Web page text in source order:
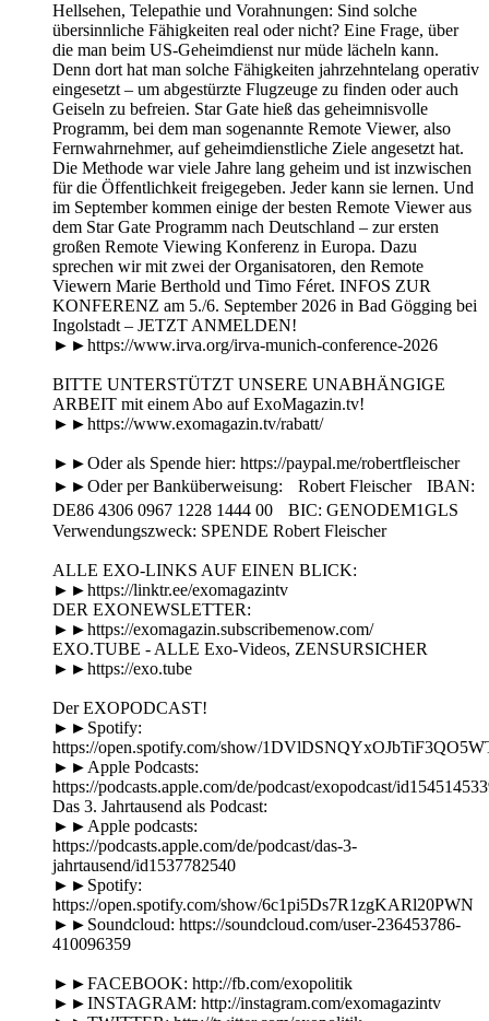
Hellsehen, Telepathie und Vorahnungen: Sind solche
übersinnliche Fähigkeiten real oder nicht? Eine Frage, über
die man beim US-Geheimdienst nur müde lächeln kann.
Denn dort hat man solche Fähigkeiten jahrzehntelang operativ
eingesetzt – um abgestürzte Flugzeuge zu finden oder auch
Geiseln zu befreien. Star Gate hieß das geheimnisvolle
Programm, bei dem man sogenannte Remote Viewer, also
Fernwahrnehmer, auf geheimdienstliche Ziele angesetzt hat.
Die Methode war viele Jahre lang geheim und ist inzwischen
für die Öffentlichkeit freigegeben. Jeder kann sie lernen. Und
im September kommen einige der besten Remote Viewer aus
dem Star Gate Programm nach Deutschland – zur ersten
großen Remote Viewing Konferenz in Europa. Dazu
sprechen wir mit zwei der Organisatoren, den Remote
Viewern Marie Berthold und Timo Féret. INFOS ZUR
KONFERENZ am 5./6. September 2026 in Bad Gögging bei
Ingolstadt – JETZT ANMELDEN!
►►https://www.irva.org/irva-munich-conference-2026
BITTE UNTERSTÜTZT UNSERE UNABHÄNGIGE
ARBEIT mit einem Abo auf ExoMagazin.tv!
►►https://www.exomagazin.tv/rabatt/
►►Oder als Spende hier: https://paypal.me/robertfleischer
►►Oder per Banküberweisung: Robert Fleischer IBAN:
DE86 4306 0967 1228 1444 00 BIC: GENODEM1GLS
Verwendungszweck: SPENDE Robert Fleischer
ALLE EXO-LINKS AUF EINEN BLICK:
►►https://linktr.ee/exomagazintv
DER EXONEWSLETTER:
►►https://exomagazin.subscribemenow.com/
EXO.TUBE - ALLE Exo-Videos, ZENSURSICHER
►►https://exo.tube
Der EXOPODCAST!
►►Spotify:
https://open.spotify.com/show/
►►Apple Podcasts:
https://podcasts.apple.com/de/podcast/exopodcast/
Das 3. Jahrtausend als Podcast:
►►Apple podcasts:
https://podcasts.apple.com/de/podcast/das-3-
jahrtausend/id1537782540
►►Spotify:
https://open.spotify.com/show/6c1pi5Ds7R1zgKARl20PWN
►►Soundcloud: https://soundcloud.com/user-236453786-
410096359
►►FACEBOOK: http://fb.com/exopolitik
►►INSTAGRAM: http://instagram.com/exomagazintv